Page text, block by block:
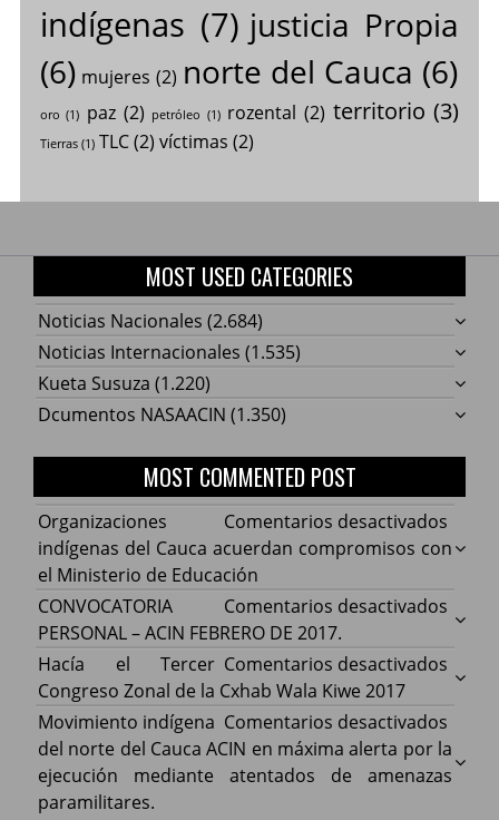
indígenas (7) justicia Propia
(6) mujeres (2) norte del Cauca (6)
oro (1) paz (2) petróleo (1) rozental (2) territorio (3)
Tierras(1) TLC(2) víctimas (2)
MOST USED CATEGORIES
Noticias Nacionales (2.684)
Noticias Internacionales (1.535)
Kueta Susuza (1.220)
Dcumentos NASAACIN (1.350)
MOST COMMENTED POST
Comentarios desactivados
Cauca
con
de
Organizaciones
indígenas del Cauca acuerdan compromisos con
el Ministerio de Educación
Comentarios desactivados
ACIN
DE
CONVOCATORIA
PERSONAL – ACIN FEBRERO DE 2017.
Comentarios desactivados
Hacía
Hacía el Tercer
Congreso Zonal de la Cxhab Wala Kiwe 2017
Comentarios desactivados
Movimiento indígena
del norte del Cauca ACIN en máxima alerta por la
ejecución mediante atentados de amenazas
paramilitares.